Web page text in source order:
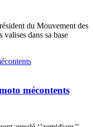
du Mouvement des
dans sa base
mécontents